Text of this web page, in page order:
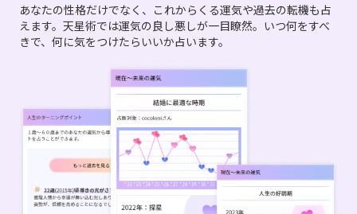
あなたの性格だけでなく、これからくる運気や過去の転機も占
えます。天星術では運気の良し悪しが一目瞭然。いつ何をすべ
きで、何に気をつけたらいいか占います。